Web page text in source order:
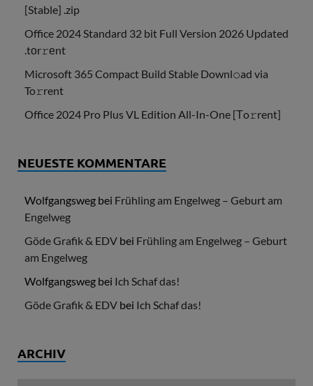
[Stable] .zip
Office 2024 Standard 32 bit Full Version 2026 Updated
.tоr𝚛еnt
Microsoft 365 Compact Build Stable Downl𝚘ad via
To𝚛rent
Office 2024 Pro Plus VL Edition All-In-One [Тo𝚛rent]
NEUESTE KOMMENTARE
Wolfgangsweg bei Frühling am Engelweg – Geburt am
Engelweg
Göde Grafik & EDV bei Frühling am Engelweg – Geburt
am Engelweg
Wolfgangsweg bei Ich Schaf das!
Göde Grafik & EDV bei Ich Schaf das!
ARCHIV